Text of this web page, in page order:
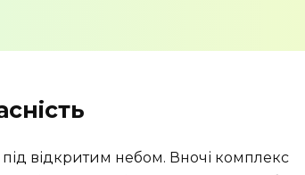
відкритим небом. Вночі комплекс